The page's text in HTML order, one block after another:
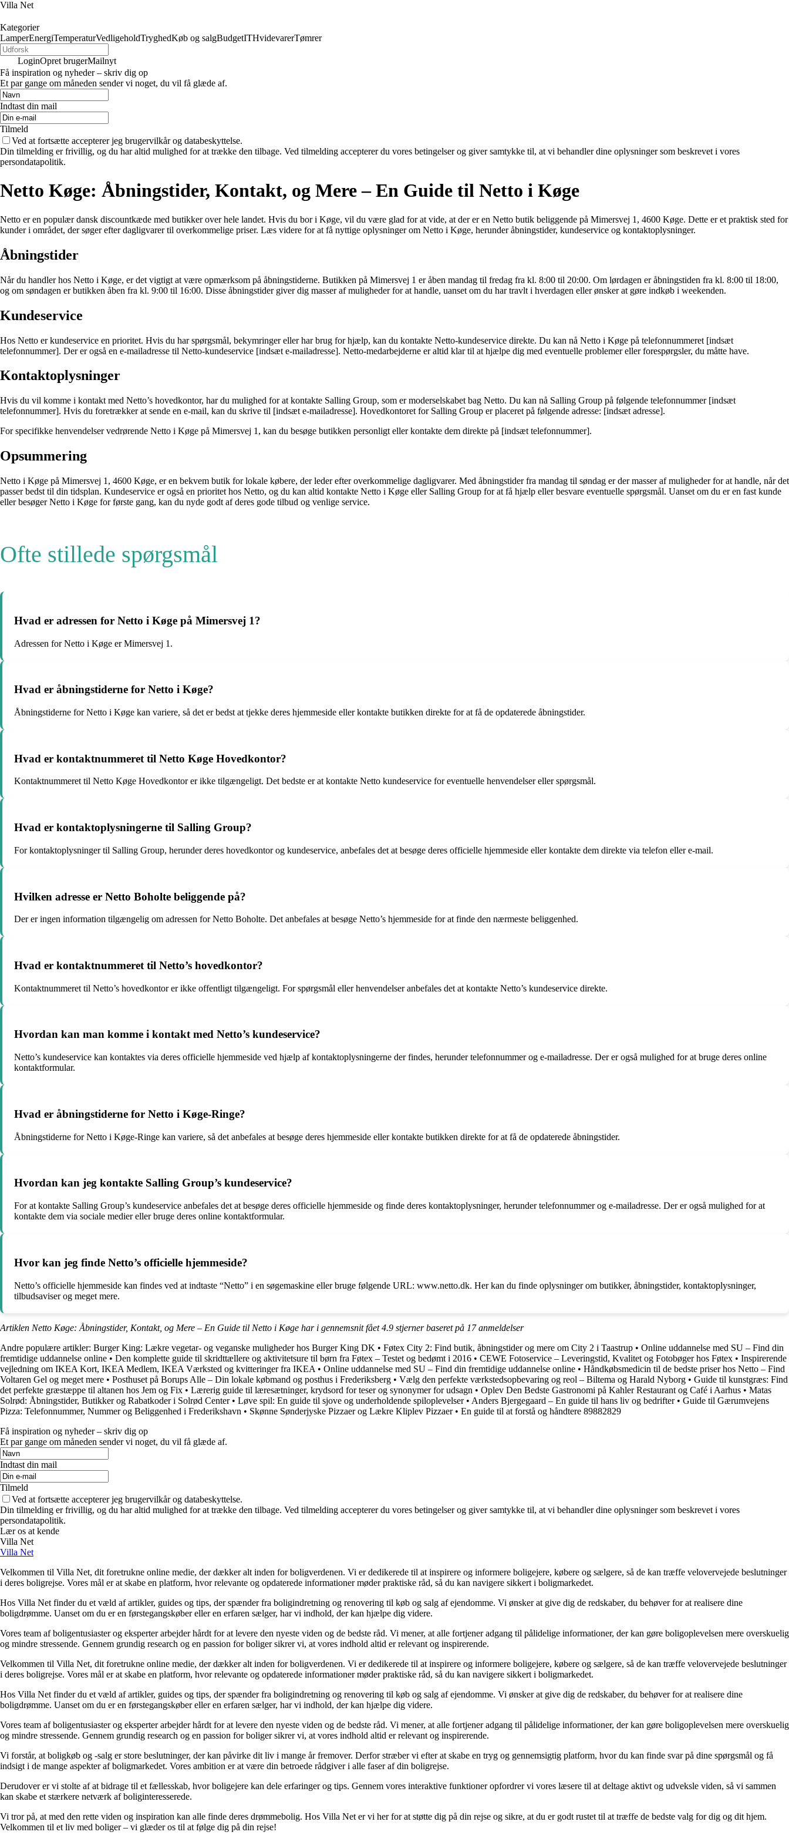
Villa Net
Kategorier
LamperEnergiTemperaturVedligeholdTryghedKøb og salgBudgetITHvidevarerTømrer
LoginOpret brugerMailnyt
Få inspiration og nyheder – skriv dig op
Et par gange om måneden sender vi noget, du vil få glæde af.
Indtast din mail
Tilmeld
Ved at fortsætte accepterer jeg brugervilkår og databeskyttelse.
Din tilmelding er frivillig, og du har altid mulighed for at trække den tilbage. Ved tilmelding accepterer du vores betingelser og giver samtykke til, at vi behandler dine oplysninger som beskrevet i vores
persondatapolitik.
Netto Køge: Åbningstider, Kontakt, og Mere – En Guide til Netto i Køge
Netto er en populær dansk discountkæde med butikker over hele landet. Hvis du bor i Køge, vil du være glad for at vide, at der er en Netto butik beliggende på Mimersvej 1, 4600 Køge. Dette er et praktisk sted for
kunder i området, der søger efter dagligvarer til overkommelige priser. Læs videre for at få nyttige oplysninger om Netto i Køge, herunder åbningstider, kundeservice og kontaktoplysninger.
Åbningstider
Når du handler hos Netto i Køge, er det vigtigt at være opmærksom på åbningstiderne. Butikken på Mimersvej 1 er åben mandag til fredag fra kl. 8:00 til 20:00. Om lørdagen er åbningstiden fra kl. 8:00 til 18:00,
og om søndagen er butikken åben fra kl. 9:00 til 16:00. Disse åbningstider giver dig masser af muligheder for at handle, uanset om du har travlt i hverdagen eller ønsker at gøre indkøb i weekenden.
Kundeservice
Hos Netto er kundeservice en prioritet. Hvis du har spørgsmål, bekymringer eller har brug for hjælp, kan du kontakte Netto-kundeservice direkte. Du kan nå Netto i Køge på telefonnummeret [indsæt
telefonnummer]. Der er også en e-mailadresse til Netto-kundeservice [indsæt e-mailadresse]. Netto-medarbejderne er altid klar til at hjælpe dig med eventuelle problemer eller forespørgsler, du måtte have.
Kontaktoplysninger
Hvis du vil komme i kontakt med Netto’s hovedkontor, har du mulighed for at kontakte Salling Group, som er moderselskabet bag Netto. Du kan nå Salling Group på følgende telefonnummer [indsæt
telefonnummer]. Hvis du foretrækker at sende en e-mail, kan du skrive til [indsæt e-mailadresse]. Hovedkontoret for Salling Group er placeret på følgende adresse: [indsæt adresse].
For specifikke henvendelser vedrørende Netto i Køge på Mimersvej 1, kan du besøge butikken personligt eller kontakte dem direkte på [indsæt telefonnummer].
Opsummering
Netto i Køge på Mimersvej 1, 4600 Køge, er en bekvem butik for lokale købere, der leder efter overkommelige dagligvarer. Med åbningstider fra mandag til søndag er der masser af muligheder for at handle, når det
passer bedst til din tidsplan. Kundeservice er også en prioritet hos Netto, og du kan altid kontakte Netto i Køge eller Salling Group for at få hjælp eller besvare eventuelle spørgsmål. Uanset om du er en fast kunde
eller besøger Netto i Køge for første gang, kan du nyde godt af deres gode tilbud og venlige service.
Ofte stillede spørgsmål
Hvad er adressen for Netto i Køge på Mimersvej 1?
Adressen for Netto i Køge er Mimersvej 1.
Hvad er åbningstiderne for Netto i Køge?
Åbningstiderne for Netto i Køge kan variere, så det er bedst at tjekke deres hjemmeside eller kontakte butikken direkte for at få de opdaterede åbningstider.
Hvad er kontaktnummeret til Netto Køge Hovedkontor?
Kontaktnummeret til Netto Køge Hovedkontor er ikke tilgængeligt. Det bedste er at kontakte Netto kundeservice for eventuelle henvendelser eller spørgsmål.
Hvad er kontaktoplysningerne til Salling Group?
For kontaktoplysninger til Salling Group, herunder deres hovedkontor og kundeservice, anbefales det at besøge deres officielle hjemmeside eller kontakte dem direkte via telefon eller e-mail.
Hvilken adresse er Netto Boholte beliggende på?
Der er ingen information tilgængelig om adressen for Netto Boholte. Det anbefales at besøge Netto’s hjemmeside for at finde den nærmeste beliggenhed.
Hvad er kontaktnummeret til Netto’s hovedkontor?
Kontaktnummeret til Netto’s hovedkontor er ikke offentligt tilgængeligt. For spørgsmål eller henvendelser anbefales det at kontakte Netto’s kundeservice direkte.
Hvordan kan man komme i kontakt med Netto’s kundeservice?
Netto’s kundeservice kan kontaktes via deres officielle hjemmeside ved hjælp af kontaktoplysningerne der findes, herunder telefonnummer og e-mailadresse. Der er også mulighed for at bruge deres online
kontaktformular.
Hvad er åbningstiderne for Netto i Køge-Ringe?
Åbningstiderne for Netto i Køge-Ringe kan variere, så det anbefales at besøge deres hjemmeside eller kontakte butikken direkte for at få de opdaterede åbningstider.
Hvordan kan jeg kontakte Salling Group’s kundeservice?
For at kontakte Salling Group’s kundeservice anbefales det at besøge deres officielle hjemmeside og finde deres kontaktoplysninger, herunder telefonnummer og e-mailadresse. Der er også mulighed for at
kontakte dem via sociale medier eller bruge deres online kontaktformular.
Hvor kan jeg finde Netto’s officielle hjemmeside?
Netto’s officielle hjemmeside kan findes ved at indtaste “Netto” i en søgemaskine eller bruge følgende URL: www.netto.dk. Her kan du finde oplysninger om butikker, åbningstider, kontaktoplysninger,
tilbudsaviser og meget mere.
Artiklen Netto Køge: Åbningstider, Kontakt, og Mere – En Guide til Netto i Køge har i gennemsnit fået4.9 stjerner baseret på 17anmeldelser
Andre populære artikler: Burger King: Lækre vegetar- og veganske muligheder hos Burger King DK • Føtex City 2: Find butik, åbningstider og mere om City 2 i Taastrup • Online uddannelse med SU – Find din
fremtidige uddannelse online • Den komplette guide til skridttællere og aktivitetsure til børn fra Føtex – Testet og bedømt i 2016 • CEWE Fotoservice – Leveringstid, Kvalitet og Fotobøger hos Føtex • Inspirerende
vejledning om IKEA Kort, IKEA Medlem, IKEA Værksted og kvitteringer fra IKEA • Online uddannelse med SU – Find din fremtidige uddannelse online • Håndkøbsmedicin til de bedste priser hos Netto – Find
Voltaren Gel og meget mere • Posthuset på Borups Alle – Din lokale købmand og posthus i Frederiksberg • Vælg den perfekte værkstedsopbevaring og reol – Biltema og Harald Nyborg • Guide til kunstgræs: Find
det perfekte græstæppe til altanen hos Jem og Fix • Lærerig guide til læresætninger, krydsord for teser og synonymer for udsagn • Oplev Den Bedste Gastronomi på Kahler Restaurant og Café i Aarhus • Matas
Solrød: Åbningstider, Butikker og Rabatkoder i Solrød Center• Løve spil: En guide til sjove og underholdende spiloplevelser• Anders Bjergegaard – En guide til hans liv og bedrifter• Guide til Gærumvejens
Pizza: Telefonnummer, Nummer og Beliggenhed i Frederikshavn • Skønne Sønderjyske Pizzaer og Lækre Kliplev Pizzaer• En guide til at forstå og håndtere 89882829
Få inspiration og nyheder – skriv dig op
Et par gange om måneden sender vi noget, du vil få glæde af.
Indtast din mail
Tilmeld
Ved at fortsætte accepterer jeg brugervilkår og databeskyttelse.
Din tilmelding er frivillig, og du har altid mulighed for at trække den tilbage. Ved tilmelding accepterer du vores betingelser og giver samtykke til, at vi behandler dine oplysninger som beskrevet i vores
persondatapolitik.
Lær os at kende
Villa Net
Villa Net
Velkommen til Villa Net, dit foretrukne online medie, der dækker alt inden for boligverdenen. Vi er dedikerede til at inspirere og informere boligejere, købere og sælgere, så de kan træffe velovervejede beslutninger
i deres boligrejse. Vores mål er at skabe en platform, hvor relevante og opdaterede informationer møder praktiske råd, så du kan navigere sikkert i boligmarkedet.
Hos Villa Net finder du et væld af artikler, guides og tips, der spænder fra boligindretning og renovering til køb og salg af ejendomme. Vi ønsker at give dig de redskaber, du behøver for at realisere dine
boligdrømme. Uanset om du er en førstegangskøber eller en erfaren sælger, har vi indhold, der kan hjælpe dig videre.
Vores team af boligentusiaster og eksperter arbejder hårdt for at levere den nyeste viden og de bedste råd. Vi mener, at alle fortjener adgang til pålidelige informationer, der kan gøre boligoplevelsen mere overskuelig
og mindre stressende. Gennem grundig research og en passion for boliger sikrer vi, at vores indhold altid er relevant og inspirerende.
Velkommen til Villa Net, dit foretrukne online medie, der dækker alt inden for boligverdenen. Vi er dedikerede til at inspirere og informere boligejere, købere og sælgere, så de kan træffe velovervejede beslutninger
i deres boligrejse. Vores mål er at skabe en platform, hvor relevante og opdaterede informationer møder praktiske råd, så du kan navigere sikkert i boligmarkedet.
Hos Villa Net finder du et væld af artikler, guides og tips, der spænder fra boligindretning og renovering til køb og salg af ejendomme. Vi ønsker at give dig de redskaber, du behøver for at realisere dine
boligdrømme. Uanset om du er en førstegangskøber eller en erfaren sælger, har vi indhold, der kan hjælpe dig videre.
Vores team af boligentusiaster og eksperter arbejder hårdt for at levere den nyeste viden og de bedste råd. Vi mener, at alle fortjener adgang til pålidelige informationer, der kan gøre boligoplevelsen mere overskuelig
og mindre stressende. Gennem grundig research og en passion for boliger sikrer vi, at vores indhold altid er relevant og inspirerende.
Vi forstår, at boligkøb og -salg er store beslutninger, der kan påvirke dit liv i mange år fremover. Derfor stræber vi efter at skabe en tryg og gennemsigtig platform, hvor du kan finde svar på dine spørgsmål og få
indsigt i de mange aspekter af boligmarkedet. Vores ambition er at være din betroede rådgiver i alle faser af din boligrejse.
Derudover er vi stolte af at bidrage til et fællesskab, hvor boligejere kan dele erfaringer og tips. Gennem vores interaktive funktioner opfordrer vi vores læsere til at deltage aktivt og udveksle viden, så vi sammen
kan skabe et stærkere netværk af boliginteresserede.
Vi tror på, at med den rette viden og inspiration kan alle finde deres drømmebolig. Hos Villa Net er vi her for at støtte dig på din rejse og sikre, at du er godt rustet til at træffe de bedste valg for dig og dit hjem.
Velkommen til et liv med boliger – vi glæder os til at følge dig på din rejse!